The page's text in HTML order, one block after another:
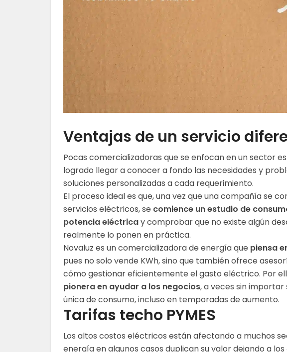
Ventajas de un servicio
Pocas comercializadoras que se enfocan en un sector
logrado llegar a conocer a fondo las necesidades y
soluciones personalizadas a cada requerimiento.
El proceso ideal es que, una vez que una compañía se
servicios eléctricos, se comience un estudio de
potencia eléctricay comprobar que no existe algún
realmente lo ponen en práctica.
Novaluz es un comercializadora de energía que piensa
pues no solo vende KWh, sino que también ofrece
cómo gestionar eficientemente el gasto eléctrico. Por
pionera en ayudar a los negocios, a veces sin
única de consumo, incluso en temporadas de aumento.
Tarifas techo PYMES
Los altos costos eléctricos están afectando a muchos
energía en algunos casos duplican su valor dejando a